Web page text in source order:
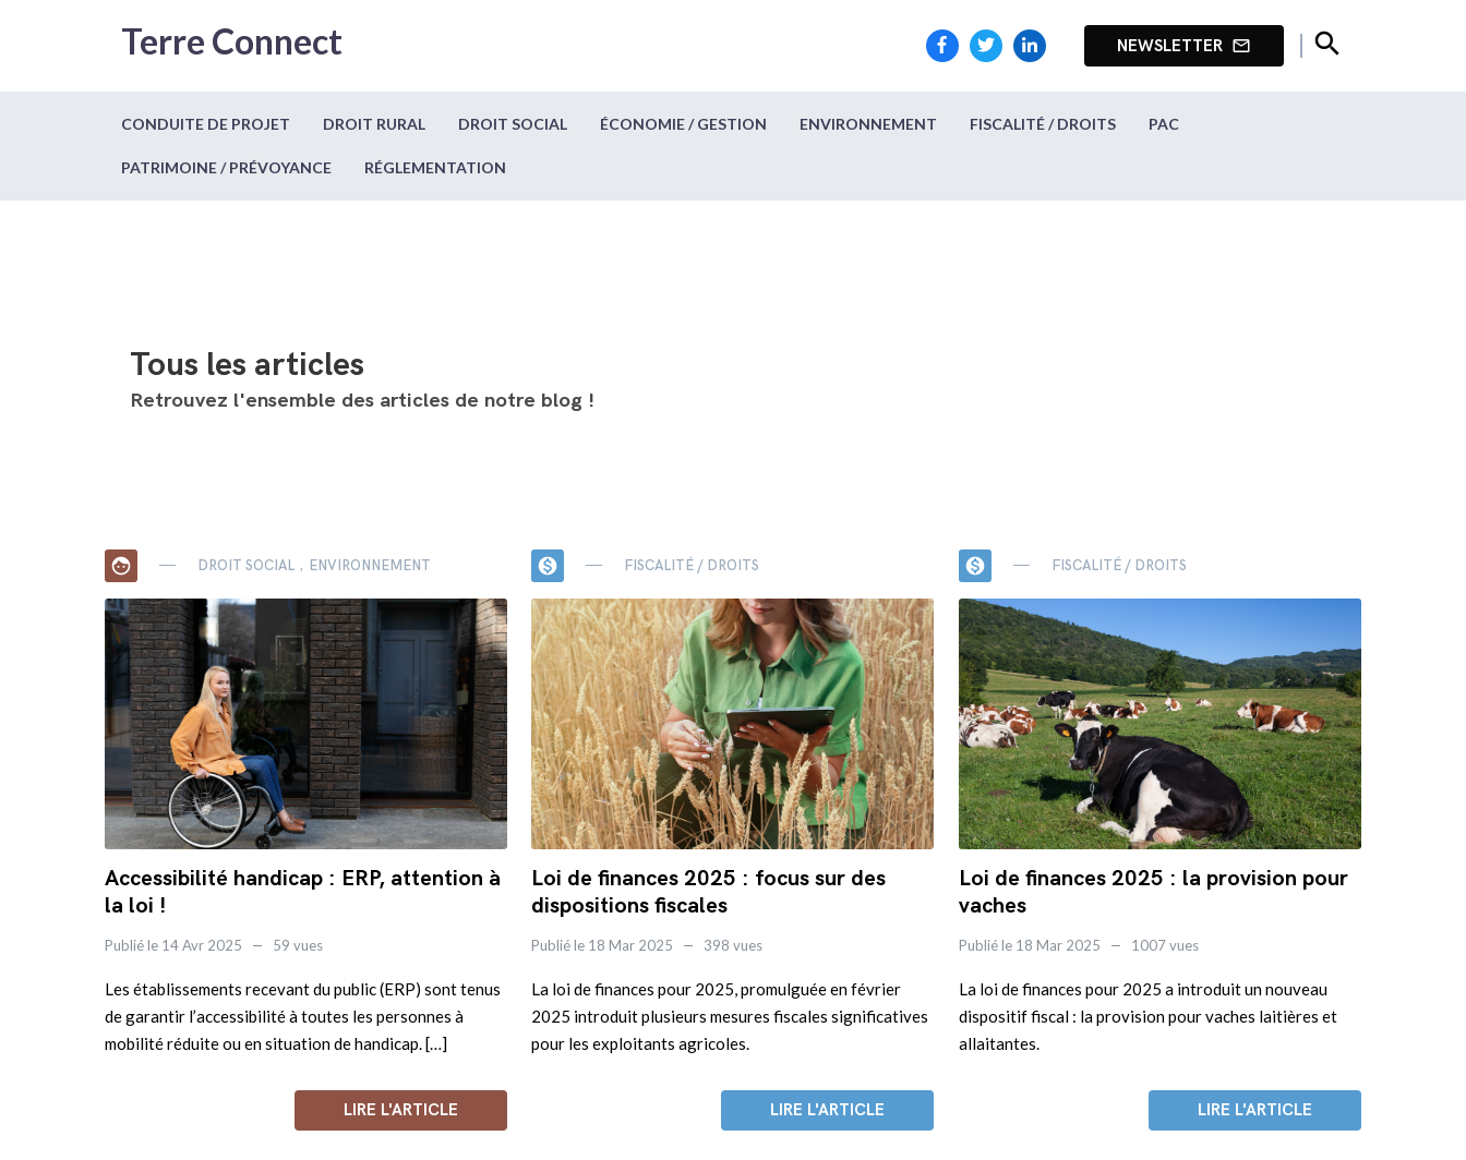
Terre Connect NEWSLETTER mail_outline search
CONDUITE DE PROJET DROIT RURAL DROIT SOCIAL ÉCONOMIE / GESTION ENVIRONNEMENT FISCALITÉ / DROITS PAC
PATRIMOINE / PRÉVOYANCE RÉGLEMENTATION
Tous les articles
Retrouvez l'ensemble des articles de notre blog !
face DROIT SOCIAL ENVIRONNEMENT
Accessibilité handicap : ERP, attention à
la loi !
Publié le 14 Avr 2025 59 vues
Les établissements recevant du public (ERP) sont tenus
de garantir l’accessibilité à toutes les personnes à
mobilité réduite ou en situation de handicap. […]
LIRE L'ARTICLE
monetization_on FISCALITÉ / DROITS
Loi de finances 2025 : focus sur des
dispositions fiscales
Publié le 18 Mar 2025 398 vues
La loi de finances pour 2025, promulguée en février
2025 introduit plusieurs mesures fiscales significatives
pour les exploitants agricoles.
LIRE L'ARTICLE
monetization_on FISCALITÉ / DROITS
Loi de finances 2025 : la provision pour
vaches
Publié le 18 Mar 2025 1007 vues
La loi de finances pour 2025 a introduit un nouveau
dispositif fiscal : la provision pour vaches laitières et
allaitantes.
LIRE L'ARTICLE